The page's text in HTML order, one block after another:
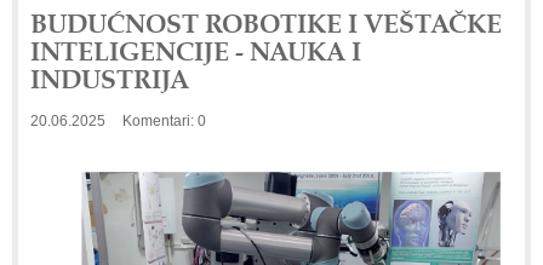
BUDUĆNOST ROBOTIKE I VEŠTAČKE
INTELIGENCIJE - NAUKA I
INDUSTRIJA
20.06.2025 Komentari: 0